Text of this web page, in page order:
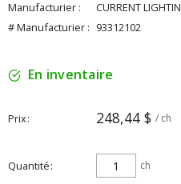
Manufacturier :
CURRENT
# Manufacturier : 93312102
En inventaire
Prix 248,44 $ / ch
Quantité ch